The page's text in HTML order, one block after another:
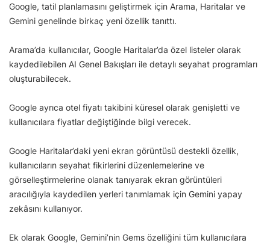
Google, tatil planlamasını geliştirmek için Arama, Haritalar ve
Gemini genelinde birkaç yeni özellik tanıttı.
Arama’da kullanıcılar, Google Haritalar’da özel listeler olarak
kaydedilebilen AI Genel Bakışları ile detaylı seyahat programları
oluşturabilecek.
Google ayrıca otel fiyatı takibini küresel olarak genişletti ve
kullanıcılara fiyatlar değiştiğinde bilgi verecek.
Google Haritalar’daki yeni ekran görüntüsü destekli özellik,
kullanıcıların seyahat fikirlerini düzenlemelerine ve
görselleştirmelerine olanak tanıyarak ekran görüntüleri
aracılığıyla kaydedilen yerleri tanımlamak için Gemini yapay
zekâsını kullanıyor.
Ek olarak Google, Gemini’nin Gems özelliğini tüm kullanıcılara